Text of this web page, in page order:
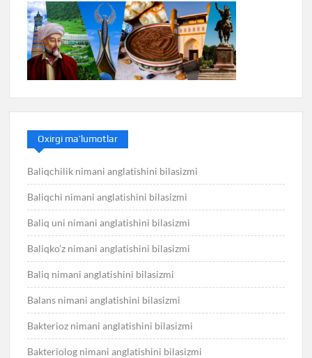
Oxirgi ma’lumotlar
Baliqchilik nimani anglatishini bilasizmi
Baliqchi nimani anglatishini bilasizmi
Baliq uni nimani anglatishini bilasizmi
Baliqko’z nimani anglatishini bilasizmi
Baliq nimani anglatishini bilasizmi
Balans nimani anglatishini bilasizmi
Bakterioz nimani anglatishini bilasizmi
Bakteriolog nimani anglatishini bilasizmi